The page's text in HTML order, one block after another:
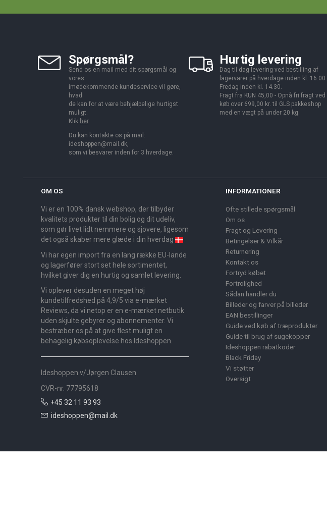
Spørgsmål?
Send os en mail med dit spørgsmål og
vores
imødekommende kundeservice vil gøre,
hvad
de kan for at være behjælpelige hurtigst
muligt.
Klik her.
Du kan kontakte os på mail:
ideshoppen@mail.dk,
som vi besvarer inden for 3 hverdage.
Hurtig levering
Dag til dag levering ved bestilling af
lagervarer på hverdage inden kl. 16.00.
Fredag inden kl. 14.30.
Fragt fra KUN 45,00 - Opnå fri fragt ved
køb over 699,00 kr. til GLS pakkeshop
med en vægt på under 20 kg.
OM OS
Vi er en 100% dansk webshop, der tilbyder
kvalitets produkter til din bolig og dit udeliv,
som gør livet lidt nemmere og sjovere, ligesom
det også skaber mere glæde i din hverdag
Vi har egen import fra en lang række EU-lande
og lagerfører stort set hele sortimentet,
hvilket giver dig en hurtig og samlet levering.
Vi oplever desuden en meget høj
kundetilfredshed på 4,9/5 via e-mærket
Reviews, da vi netop er en e-mærket netbutik
uden skjulte gebyrer og abonnementer. Vi
bestræber os på at give flest muligt en
behagelig købsoplevelse hos Ideshoppen.
Ideshoppen v/Jørgen Clausen
CVR-nr. 77795618
+45 32 11 93 93
ideshoppen@mail.dk
INFORMATIONER
Ofte stillede spørgsmål
Om os
Fragt og Levering
Betingelser & Vilkår
Returnering
Kontakt os
Fortryd købet
Fortrolighed
Sådan handler du
Billeder og farver på billeder
EAN bestillinger
Guide ved køb af træprodukter
Guide til brug af sugekopper
Ideshoppen rabatkoder
Black Friday
Vi støtter
Oversigt